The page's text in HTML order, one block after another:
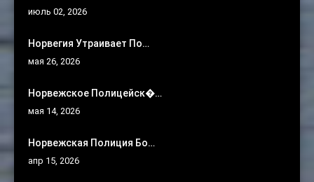
июль 02, 2026
Норвегия Утраивает По…
мая 26, 2026
Норвежское Полицейск�…
мая 14, 2026
Норвежская Полиция Бо…
апр 15, 2026